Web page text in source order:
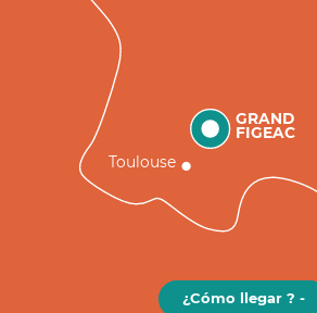
GRAND
FIGEAC
Toulouse
¿Cómo llegar ? -